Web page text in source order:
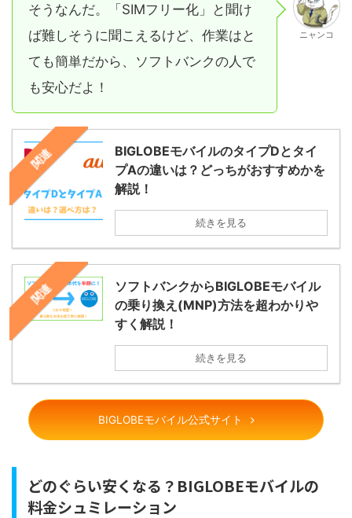
そうなんだ。「SIMフリー化」と聞け
ば難しそうに聞こえるけど、作業はと
ても簡単だから、ソフトバンクの人で
も安心だよ！
ニャンコ
関連
BIGLOBEモバイルのタイプDとタイ
プAの違いは？どっちがおすすめかを
解説！
続きを見る
関連
ソフトバンクからBIGLOBEモバイル
の乗り換え(MNP)方法を超わかりや
すく解説！
続きを見る
BIGLOBEモバイル公式サイト
どのぐらい安くなる？BIGLOBEモバイルの
料金シュミレーション